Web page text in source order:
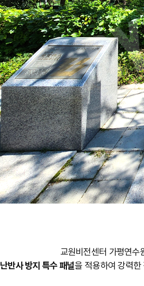
교원비전센터 가평연
난반사 방지 특수 패널을 적용하여 강력